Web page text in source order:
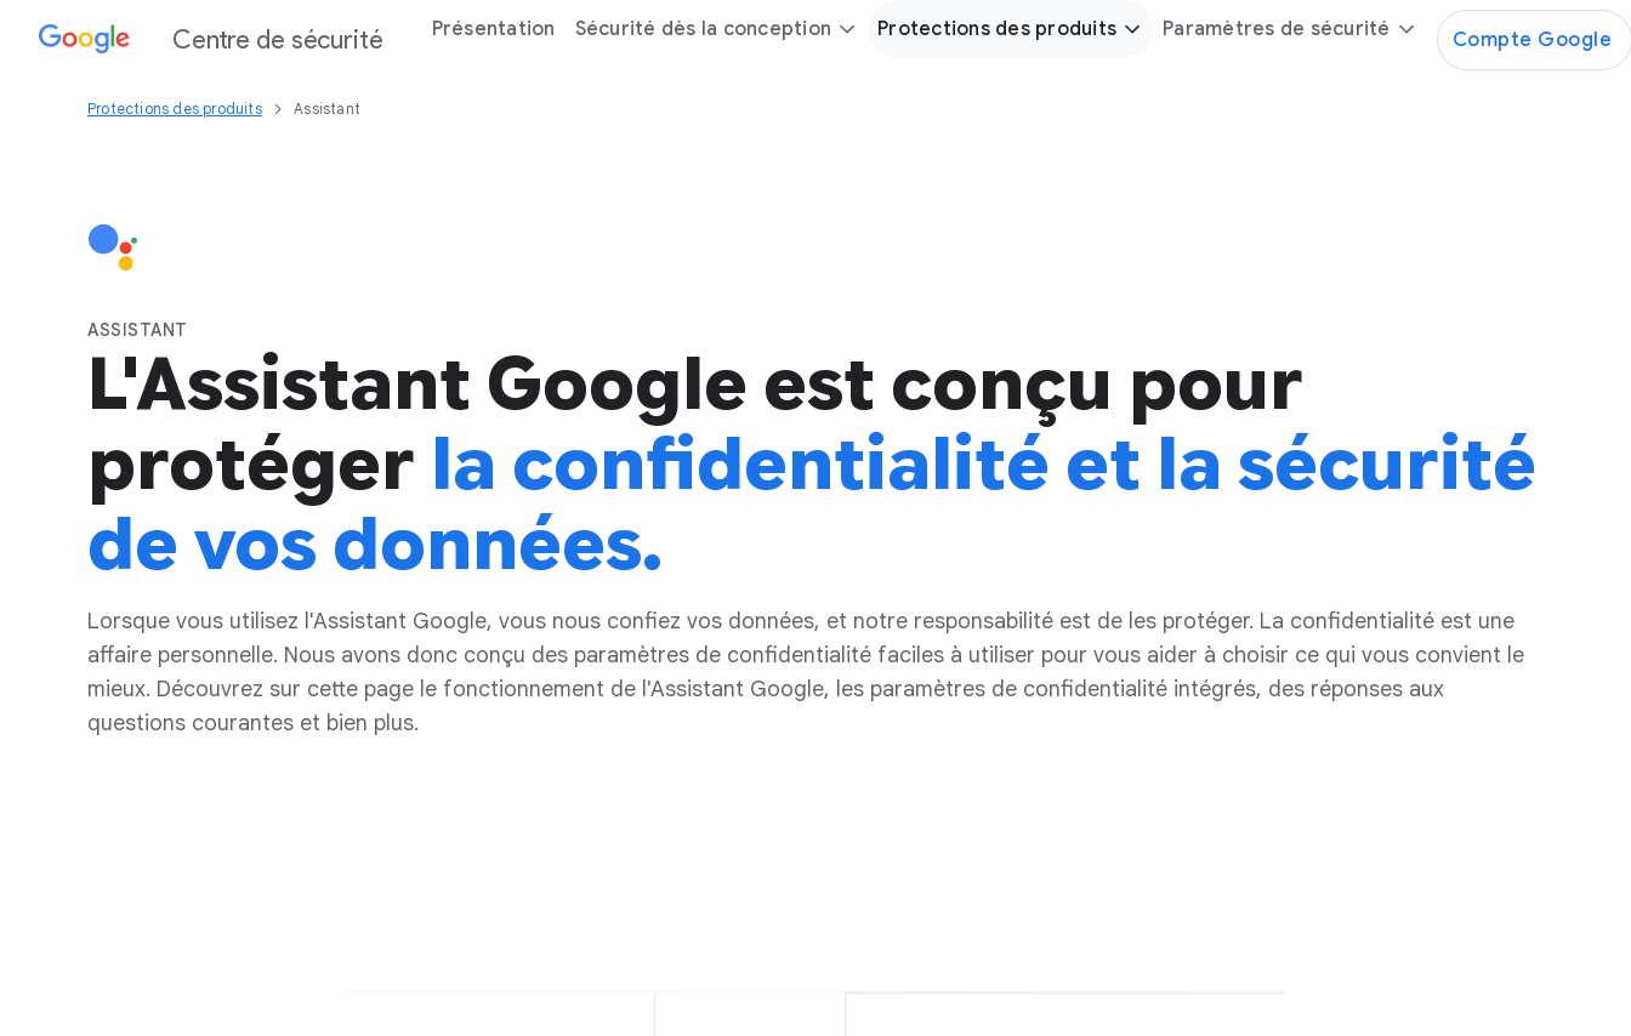
Centre de sécurité Présentation Sécurité dès la conception Protections des produits Paramètres de sécurité Compte Google
Protections des produits Assistant
ASSISTANT
L'Assistant Google est conçu pour
protéger la confidentialité et la sécurité
de vos données.
Lorsque vous utilisez l'Assistant Google, vous nous confiez vos données, et notre responsabilité est de les protéger. La confidentialité est une
affaire personnelle. Nous avons donc conçu des paramètres de confidentialité faciles à utiliser pour vous aider à choisir ce qui vous convient le
mieux. Découvrez sur cette page le fonctionnement de l'Assistant Google, les paramètres de confidentialité intégrés, des réponses aux
questions courantes et bien plus.